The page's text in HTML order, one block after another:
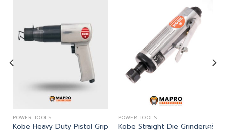
POWER TOOLS
Kobe Heavy Duty Pistol Grip Hammer HP2190
POWER TOOLS
Kobe Straight Die Grinderเครื่อง
ดสกัดลม